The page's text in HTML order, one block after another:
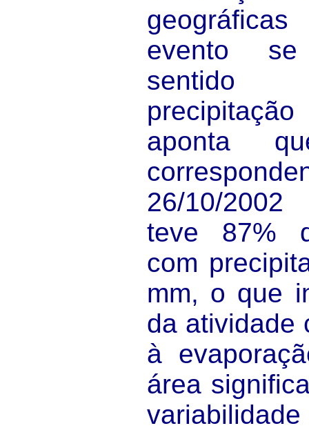
evento
sentido
aponta
26/10/
teve 87%
com
mm, o que
da atividade
à
área